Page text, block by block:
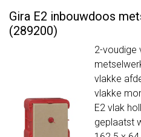
Gira E2 inbouwdoos
(289200)
2-voudige
vlakke
vlakke
E2 vlak
geplaatst